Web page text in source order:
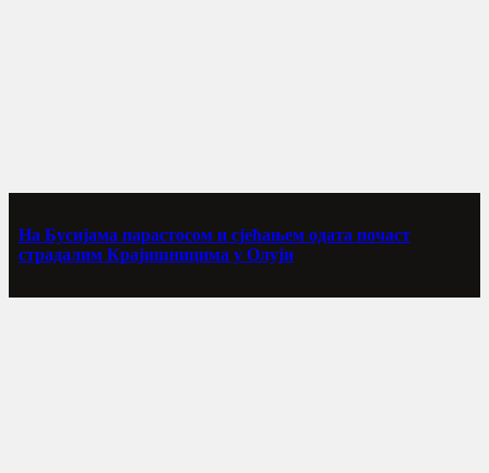
На Бусијама парастосом и сјећањем одата почаст
страдалим Крајишницима у Олуји